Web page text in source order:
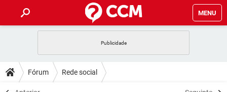
MENU
CELULAR
DICAS
JOGOS
Fórum Rede social